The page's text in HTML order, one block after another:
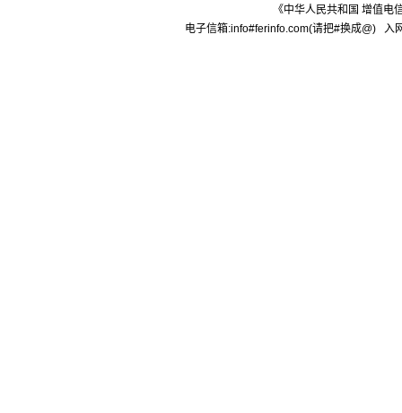
《中华人民共和国 增值电
电子信箱:info#ferinfo.com(请把#换成@)